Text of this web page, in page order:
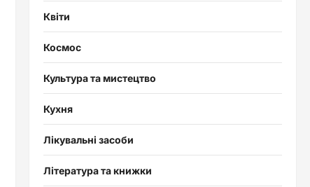
Квіти
Космос
Культура та мистецтво
Кухня
Лікувальні засоби
Література та книжки